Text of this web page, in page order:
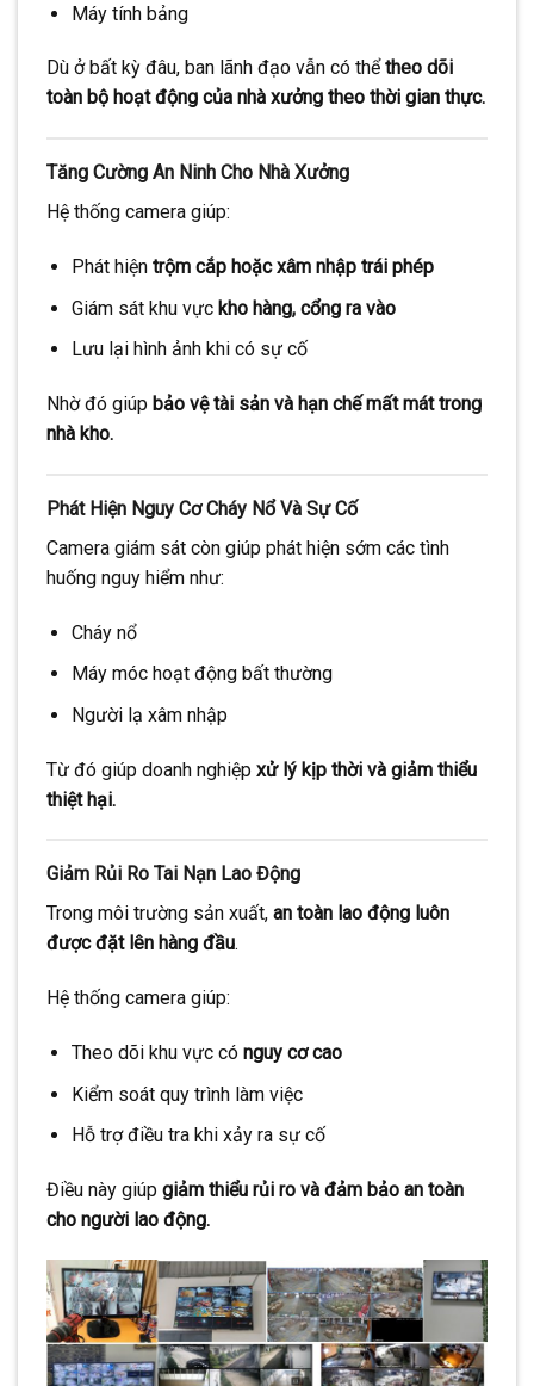
Máy tính bảng
Dù ở bất kỳ đâu, ban lãnh đạo vẫn có thểtheo dõi
toàn bộ hoạt động của nhà xưởng theo thời gian thực.
Tăng Cường An Ninh Cho Nhà Xưởng
Hệ thống camera giúp:
Phát hiện trộm cắp hoặc xâm nhập trái phép
Giám sát khu vực kho hàng, cổng ra vào
Lưu lại hình ảnh khi có sự cố
Nhờ đó giúp bảo vệ tài sản và hạn chế mất mát trong
nhà kho.
Phát Hiện Nguy Cơ Cháy Nổ Và Sự Cố
Camera giám sát còn giúp phát hiện sớm các tình
huống nguy hiểm như:
Cháy nổ
Máy móc hoạt động bất thường
Người lạ xâm nhập
Từ đó giúp doanh nghiệp xử lý kịp thời và giảm thiểu
thiệt hại.
Giảm Rủi Ro Tai Nạn Lao Động
Trong môi trường sản xuất, an toàn lao động luôn
được đặt lên hàng đầu.
Hệ thống camera giúp:
Theo dõi khu vực có nguy cơ cao
Kiểm soát quy trình làm việc
Hỗ trợ điều tra khi xảy ra sự cố
Điều này giúp giảm thiểu rủi ro và đảm bảo an toàn
cho người lao động.